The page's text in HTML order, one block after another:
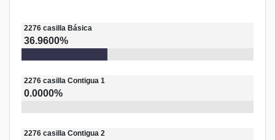
2276 casilla Básica
36.9600%
2276 casilla Contigua 1
0.0000%
2276 casilla Contigua 2